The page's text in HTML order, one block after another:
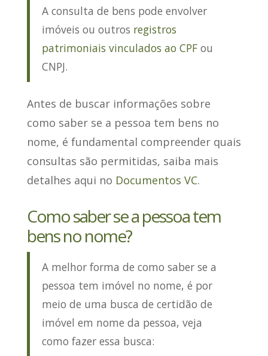
A consulta de bens pode envolver
imóveis ou outros registros
patrimoniais vinculados ao CPFou
CNPJ.
Antes de buscar informações sobre
como saber se a pessoa tem bens no
nome, é fundamental compreender quais
consultas são permitidas, saiba mais
detalhes aqui no Documentos VC.
Como saber se a pessoa tem
bens no nome?
A melhor forma de como saber se a
pessoa tem imóvel no nome, é por
meio de uma busca de certidão de
imóvel em nome da pessoa, veja
como fazer essa busca: